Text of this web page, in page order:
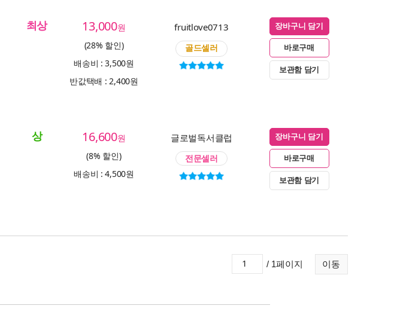
최상 13,000원
(28% 할인)
배송비 : 3,500원
반값택배 : 2,400원
fruitlove0713
골드셀러
장바구니 담기
바로구매
보관함 담기
상 16,600원
(8% 할인)
배송비 : 4,500원
글로벌독서클럽
전문셀러
장바구니 담기
바로구매
보관함 담기
이동
/ 1페이지